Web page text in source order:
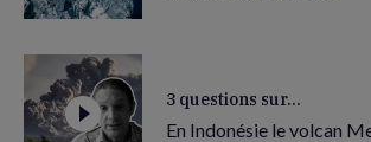
3 questions sur...
En Indonésie le volcan